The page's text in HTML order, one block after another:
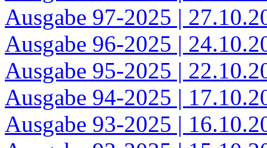
Ausgabe 97-2025 |
Ausgabe 96-2025 |
Ausgabe 95-2025 |
Ausgabe 94-2025 |
Ausgabe 93-2025 |